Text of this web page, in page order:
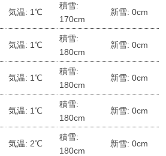
気温: 1℃
積雪:
170cm
新雪: 0cm
気温: 1℃
積雪:
180cm
新雪: 0cm
気温: 1℃
積雪:
180cm
新雪: 0cm
気温: 1℃
積雪:
180cm
新雪: 0cm
気温: 2℃
積雪:
180cm
新雪: 0cm